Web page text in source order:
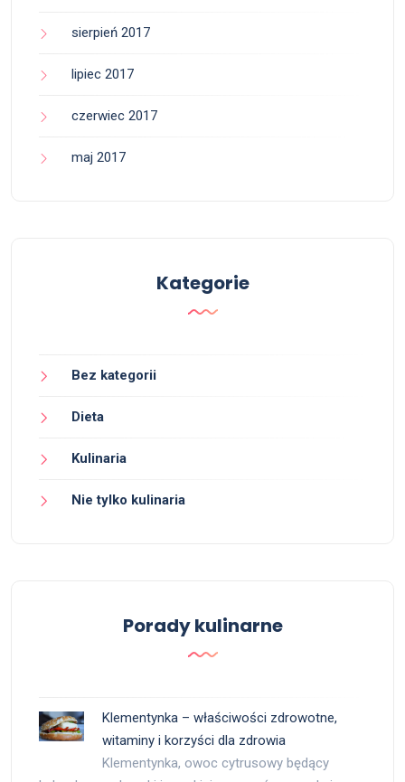
sierpień 2017
lipiec 2017
czerwiec 2017
maj 2017
Kategorie
Bez kategorii
Dieta
Kulinaria
Nie tylko kulinaria
Porady kulinarne
Klementynka – właściwości zdrowotne,
witaminy i korzyści dla zdrowia
Klementynka, owoc cytrusowy będący